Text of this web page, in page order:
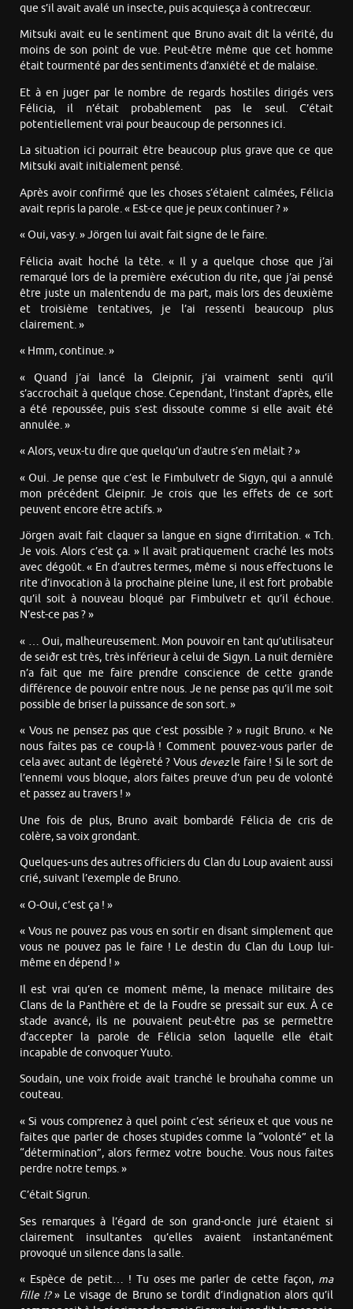
que s’il avait avalé un insecte, puis acquiesça à contrecœur.
Mitsuki avait eu le sentiment que Bruno avait dit la vérité, du
moins de son point de vue. Peut-être même que cet homme
était tourmenté par des sentiments d’anxiété et de malaise.
Et à en juger par le nombre de regards hostiles dirigés vers
Félicia, il n’était probablement pas le seul. C’était
potentiellement vrai pour beaucoup de personnes ici.
La situation ici pourrait être beaucoup plus grave que ce que
Mitsuki avait initialement pensé.
Après avoir confirmé que les choses s’étaient calmées, Félicia
avait repris la parole. « Est-ce que je peux continuer ? »
« Oui, vas-y. » Jörgen lui avait fait signe de le faire.
Félicia avait hoché la tête. « Il y a quelque chose que j’ai
remarqué lors de la première exécution du rite, que j’ai pensé
être juste un malentendu de ma part, mais lors des deuxième
et troisième tentatives, je l’ai ressenti beaucoup plus
clairement. »
« Hmm, continue. »
« Quand j’ai lancé la Gleipnir, j’ai vraiment senti qu’il
s’accrochait à quelque chose. Cependant, l’instant d’après, elle
a été repoussée, puis s’est dissoute comme si elle avait été
annulée. »
« Alors, veux-tu dire que quelqu’un d’autre s’en mêlait ? »
« Oui. Je pense que c’est le Fimbulvetr de Sigyn, qui a annulé
mon précédent Gleipnir. Je crois que les effets de ce sort
peuvent encore être actifs. »
Jörgen avait fait claquer sa langue en signe d’irritation. « Tch.
Je vois. Alors c’est ça. » Il avait pratiquement craché les mots
avec dégoût. « En d’autres termes, même si nous effectuons le
rite d’invocation à la prochaine pleine lune, il est fort probable
qu’il soit à nouveau bloqué par Fimbulvetr et qu’il échoue.
N’est-ce pas ? »
« … Oui, malheureusement. Mon pouvoir en tant qu’utilisateur
de seiðr est très, très inférieur à celui de Sigyn. La nuit dernière
n’a fait que me faire prendre conscience de cette grande
différence de pouvoir entre nous. Je ne pense pas qu’il me soit
possible de briser la puissance de son sort. »
« Vous ne pensez pas que c’est possible ? » rugit Bruno. « Ne
nous faites pas ce coup-là ! Comment pouvez-vous parler de
cela avec autant de légèreté ? Vous devezle faire ! Si le sort de
l’ennemi vous bloque, alors faites preuve d’un peu de volonté
et passez au travers ! »
Une fois de plus, Bruno avait bombardé Félicia de cris de
colère, sa voix grondant.
Quelques-uns des autres officiers du Clan du Loup avaient aussi
crié, suivant l’exemple de Bruno.
« O-Oui, c’est ça ! »
« Vous ne pouvez pas vous en sortir en disant simplement que
vous ne pouvez pas le faire ! Le destin du Clan du Loup lui-
même en dépend ! »
Il est vrai qu’en ce moment même, la menace militaire des
Clans de la Panthère et de la Foudre se pressait sur eux. À ce
stade avancé, ils ne pouvaient peut-être pas se permettre
d’accepter la parole de Félicia selon laquelle elle était
incapable de convoquer Yuuto.
Soudain, une voix froide avait tranché le brouhaha comme un
couteau.
« Si vous comprenez à quel point c’est sérieux et que vous ne
faites que parler de choses stupides comme la “volonté” et la
“détermination”, alors fermez votre bouche. Vous nous faites
perdre notre temps. »
C’était Sigrun.
Ses remarques à l’égard de son grand-oncle juré étaient si
clairement insultantes qu’elles avaient instantanément
provoqué un silence dans la salle.
« Espèce de petit… ! Tu oses me parler de cette façon, ma
fille !?» Le visage de Bruno se tordit d’indignation alors qu’il